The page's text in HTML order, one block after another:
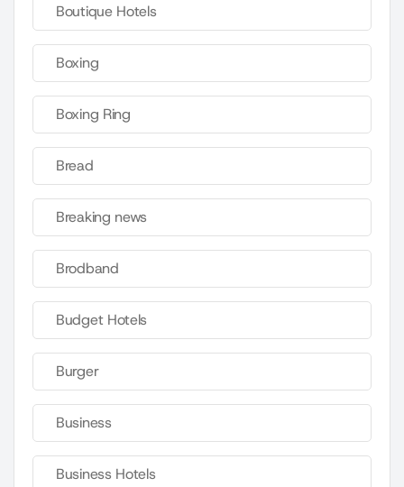
Boutique Hotels
Boxing
Boxing Ring
Bread
Breaking news
Brodband
Budget Hotels
Burger
Business
Business Hotels